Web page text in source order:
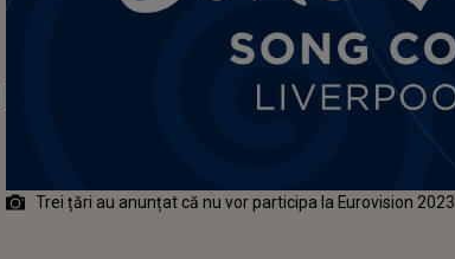
Trei țări au anunțat că nu vor participa la Eurovision 2023